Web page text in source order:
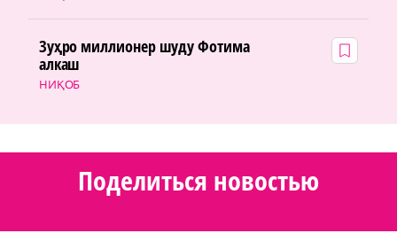
НИҚОБ
Зуҳро миллионер шуду Фотима
алкаш
Поделиться новостью